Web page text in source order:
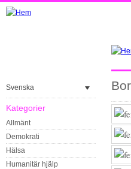
Svenska
Kategorier
Allmänt
Demokrati
Hälsa
Humanitär hjälp